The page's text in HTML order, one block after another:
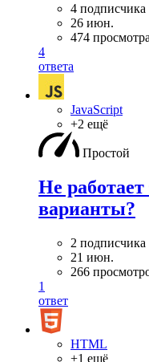
4 подписчика
26 июн.
474 просмотра
4
ответа
JavaScript
+2 ещё
Простой
Не работает
варианты?
2 подписчика
21 июн.
266
1
ответ
HTML
+1 ещё